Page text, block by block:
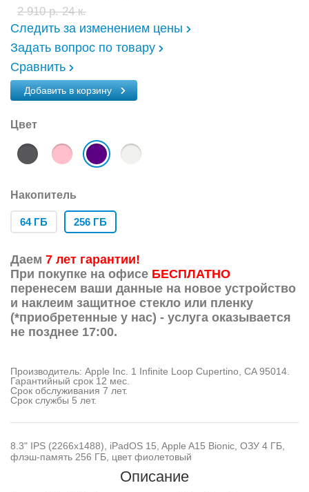
2 910 р. 24 к.
Следить за изменением цены
Задать вопрос по товару
Сравнить
Добавить в корзину
Цвет
Накопитель
64 ГБ 256 ГБ
Даем 7 лет гарантии!
При покупке на офисе БЕСПЛАТНО
перенесем ваши данные на новое устройство
и наклеим защитное стекло или пленку
(*приобретенные у нас) - услуга оказывается
не позднее 17:00.
Производитель: Apple Inc. 1 Infinite Loop Cupertino, CA 95014.
Гарантийный срок 12 мес.
Срок обслуживания 7 лет.
Срок службы 5 лет.
8.3" IPS (2266x1488), iPadOS 15, Apple A15 Bionic, ОЗУ 4 ГБ,
флэш-память 256 ГБ, цвет фиолетовый
Описание